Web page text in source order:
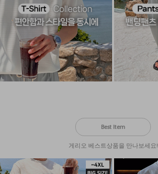
Best Item
게리오 베스트상품을 만나보세요!